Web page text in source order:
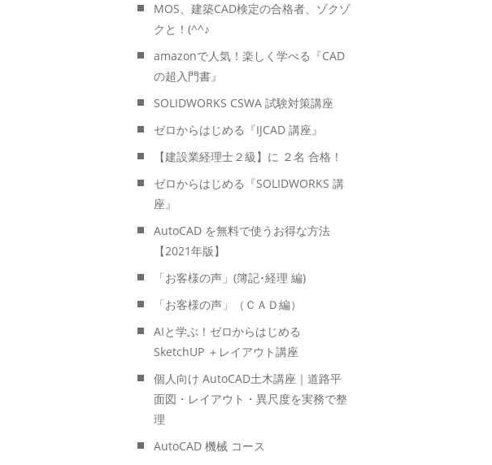
MOS、建築CAD検定の合格者、ゾクゾ
クと！(^^♪
amazonで人気！楽しく学べる『CAD
の超入門書』
SOLIDWORKS CSWA 試験対策講座
ゼロからはじめる『IJCAD 講座』
【建設業経理士２級】に ２名 合格！
ゼロからはじめる『SOLIDWORKS 講
座』
AutoCAD を無料で使うお得な方法
【2021年版】
「お客様の声」(簿記･経理 編)
「お客様の声」（ＣＡＤ編）
AIと学ぶ！ゼロからはじめる
SketchUP ＋レイアウト講座
個人向け AutoCAD土木講座｜道路平
面図・レイアウト・異尺度を実務で整
理
AutoCAD 機械 コース